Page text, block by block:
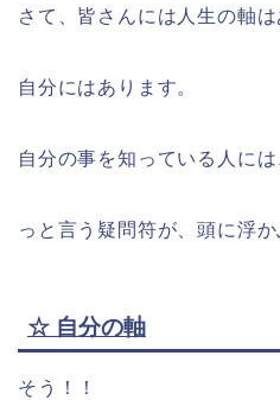
さて、皆さんには人生の軸
自分にはあります。
自分の事を知っている人に
っと言う疑問符が、頭に浮か
☆ 自分の軸
そう！！